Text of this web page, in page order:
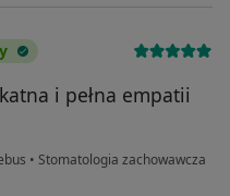
i pełna empatii
• Stomatologia zachowawcza